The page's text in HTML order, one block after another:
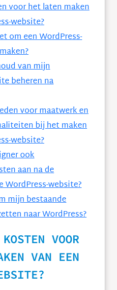
voor het laten maken
website?
om een WordPress-
van mijn
beheren na
voor maatwerk en
bij het maken
website?
ook
aan na de
WordPress-website?
mijn bestaande
naar WordPress?
VOOR
VAN EEN